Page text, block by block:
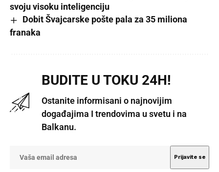
svoju visoku inteligenciju
Dobit Švajcarske pošte pala za 35 miliona
franaka
BUDITE U TOKU 24H!
Ostanite informisani o najnovijim
događajima I trendovima u svetu i na
Balkanu.